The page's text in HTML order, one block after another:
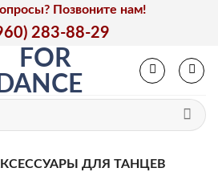
Позвоните нам!
283-88-29
ДЛЯ ТАНЦЕВ